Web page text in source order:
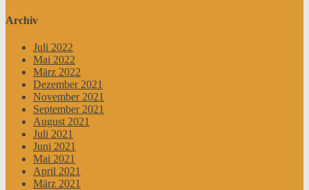
Archiv
Juli 2022
Mai 2022
März 2022
Dezember 2021
November 2021
September 2021
August 2021
Juli 2021
Juni 2021
Mai 2021
April 2021
März 2021